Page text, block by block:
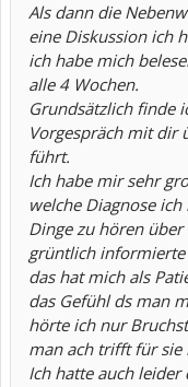
Als dann die
eine Diskussion ich
ich habe mich
alle 4 Wochen.
Grundsätzlich finde
Vorgespräch mit dir
führt.
Ich habe mir sehr
welche Diagnose
Dinge zu hören
grüntlich informierte
das hat mich als
das Gefühl ds man
hörte ich nur
man ach trifft für sie
Ich hatte auch leider